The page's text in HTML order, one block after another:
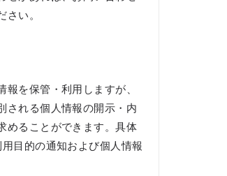
さい。
を保管・利用しますが、
される個人情報の開示・内
めることができます。具体
目的の通知および個人情報